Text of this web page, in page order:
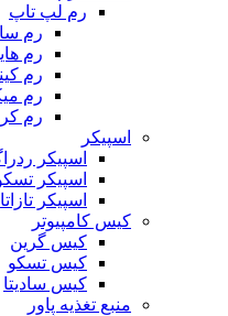
رم لپ تاپ
رم
رم
رم
رم
رم
اسپیکر
اسپیکر
اسپیکر
اسپیکر تازاتا
کیس کامپیوتر
کیس گرین
کیس تسکو
کیس سادیتا
منبع تغذیه‌ پاور